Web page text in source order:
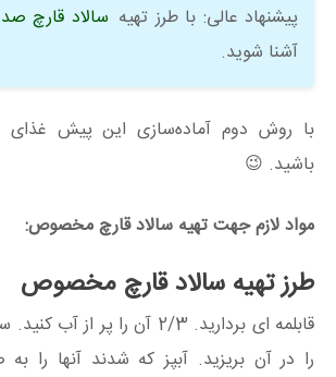
پیشنهاد عالی: با طرز تهیه سالاد قارچ‌
آشنا شوید.
با روش دوم آماده‌سازی این پیش غذای
باشید. 😉
مواد لازم جهت تهیه سالاد قارچ مخصوص:
طرز تهیه سالاد قارچ مخصوص
قابلمه ای بردارید. 2/3 آن را
را در آن بریزید. آبپز که شدند آنها را